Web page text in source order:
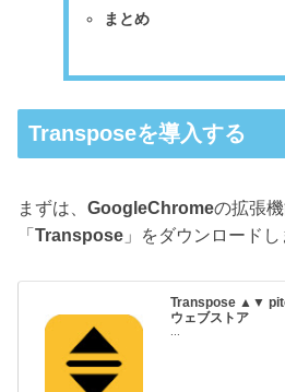
まとめ
Transposeを導入する
まずは、 GoogleChromeの拡張
「 Transpose 」をダウンロードし
Transpose ▲▼
ウェブストア